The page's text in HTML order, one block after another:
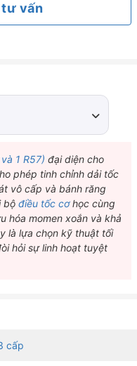
tư vấn
(2 UDL 1.5kW và 1
R57
thực tế
(2 UDL 1.5kW và 1
tốc
1 R57) đại diện cho
phép tinh chỉnh dải tốc
vô cấp và bánh răng
bộ điều tốc cơhọc cùng
hóa momen xoắn và khả
là lựa chọn kỹ thuật tối
hỏi sự linh hoạt tuyệt
thông qua cơ chế
trúc bánh răng nghiêng
cấp